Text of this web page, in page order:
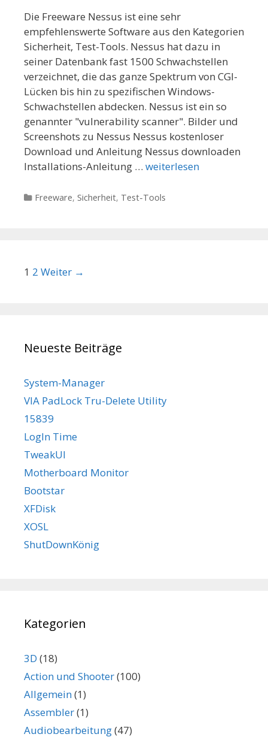
Die Freeware Nessus ist eine sehr
empfehlenswerte Software aus den Kategorien
Sicherheit, Test-Tools. Nessus hat dazu in
seiner Datenbank fast 1500 Schwachstellen
verzeichnet, die das ganze Spektrum von CGI-
Lücken bis hin zu spezifischen Windows-
Schwachstellen abdecken. Nessus ist ein so
genannter "vulnerability scanner". Bilder und
Screenshots zu Nessus Nessus kostenloser
Download und Anleitung Nessus downloaden
Installations-Anleitung … weiterlesen
Kategorien
Freeware, Sicherheit, Test-Tools
Beitrags-Navigation
1 2 Weiter →
Neueste Beiträge
System-Manager
VIA PadLock Tru-Delete Utility
15839
LogIn Time
TweakUI
Motherboard Monitor
Bootstar
XFDisk
XOSL
ShutDownKönig
Kategorien
3D (18)
Action und Shooter(100)
Allgemein(1)
Assembler(1)
Audiobearbeitung(47)